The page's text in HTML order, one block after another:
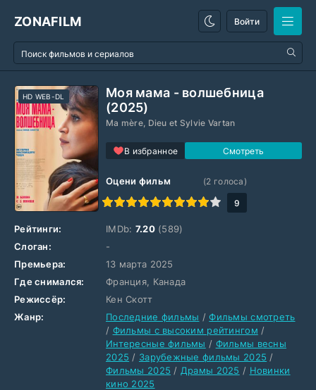
ZONAFILM Войти
Моя мама - волшебница
(2025)
Ma mère, Dieu et Sylvie Vartan
В избранное
HD WEB-DL
Оцени фильм
1
2 3 4 5 6 7 8 9 10
(2 голоса)
9
Рейтинги: IMDb: 7.20(589)
Слоган:
-
Премьера:
13 марта 2025
Где снимался:
Франция, Канада
Режиссёр:
Кен Скотт
Жанр:
Последние фильмы /Фильмы смотреть
/ Фильмы с высоким рейтингом /
Интересные фильмы / Фильмы весны
2025 / Зарубежные фильмы 2025 /
Фильмы 2025 / Драмы 2025 / Новинки
кино 2025